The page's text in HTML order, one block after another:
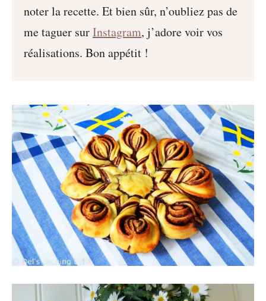
noter la recette. Et bien sûr, n’oubliez pas de
me taguer surInstagram, j’adore voir vos
réalisations. Bon appétit !